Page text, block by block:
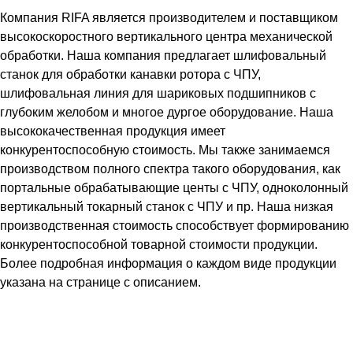
Компания RIFA является производителем и поставщиком
высокоскоростного вертикального центра механической
обработки. Наша компания предлагает шлифовальный
станок для обработки канавки ротора с ЧПУ,
шлифовальная линия для шариковых подшипников с
глубоким желобом и многое дургое оборудование. Наша
высококачественная продукция имеет
конкурентоспособную стоимость. Мы также занимаемся
производством полного спектра такого оборудования, как
портальные обрабатывающие центы с ЧПУ, одноколонный
вертикальный токарный станок с ЧПУ и пр. Наша низкая
производственная стоимость способствует формированию
конкурентоспособной товарной стоимости продукции.
Более подробная информация о каждом виде продукции
указана на странице с описанием.